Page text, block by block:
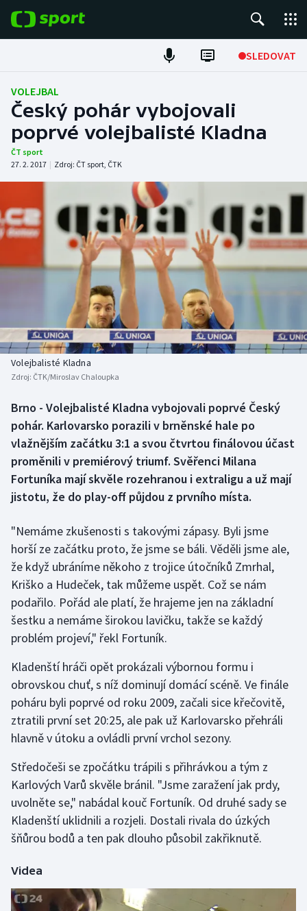
SLEDOVAT
Fotbal
Hokej
Tenis
Atletika
Cyklistika
DALŠÍ SPORTY
Americký fotbal
Baseball a softbal
Basketbal
Biatlon
Boby a skeleton
Box
Curling
Florbal
Futsal
Golf
Gymnastika
Házená
Jezdectví
Judo
Krasobruslení
Lezení
Lyže a snowboard
Moderní pětiboj
NEPŘEHLÉDNĚTE
Historické návraty
Aplikace ČT sport
AZ kvíz
VOLEJBAL
Český pohár vybojovali
poprvé volejbalisté Kladna
ČT sport
27. 2. 2017 | Zdroj: ČT sport, ČTK
Volejbalisté Kladna
Zdroj: ČTK/Miroslav Chaloupka
Brno - Volejbalisté Kladna vybojovali poprvé Český
pohár. Karlovarsko porazili v brněnské hale po
vlažnějším začátku 3:1 a svou čtvrtou finálovou účast
proměnili v premiérový triumf. Svěřenci Milana
Fortuníka mají skvěle rozehranou i extraligu a už mají
jistotu, že do play-off půjdou z prvního místa.
"Nemáme zkušenosti s takovými zápasy. Byli jsme
horší ze začátku proto, že jsme se báli. Věděli jsme ale,
že když ubráníme někoho z trojice útočníků Zmrhal,
Kriško a Hudeček, tak můžeme uspět. Což se nám
podařilo. Pořád ale platí, že hrajeme jen na základní
šestku a nemáme širokou lavičku, takže se každý
problém projeví," řekl Fortuník.
Kladenští hráči opět prokázali výbornou formu i
obrovskou chuť, s níž dominují domácí scéně. Ve finále
poháru byli poprvé od roku 2009, začali sice křečovitě,
ztratili první set 20:25, ale pak už Karlovarsko přehráli
hlavně v útoku a ovládli první vrchol sezony.
Středočeši se zpočátku trápili s přihrávkou a tým z
Karlových Varů skvěle bránil. "Jsme zaražení jak prdy,
uvolněte se," nabádal kouč Fortuník. Od druhé sady se
Kladenští uklidnili a rozjeli. Dostali rivala do úzkých
šňůrou bodů a ten pak dlouho působil zakřiknutě.
Videa